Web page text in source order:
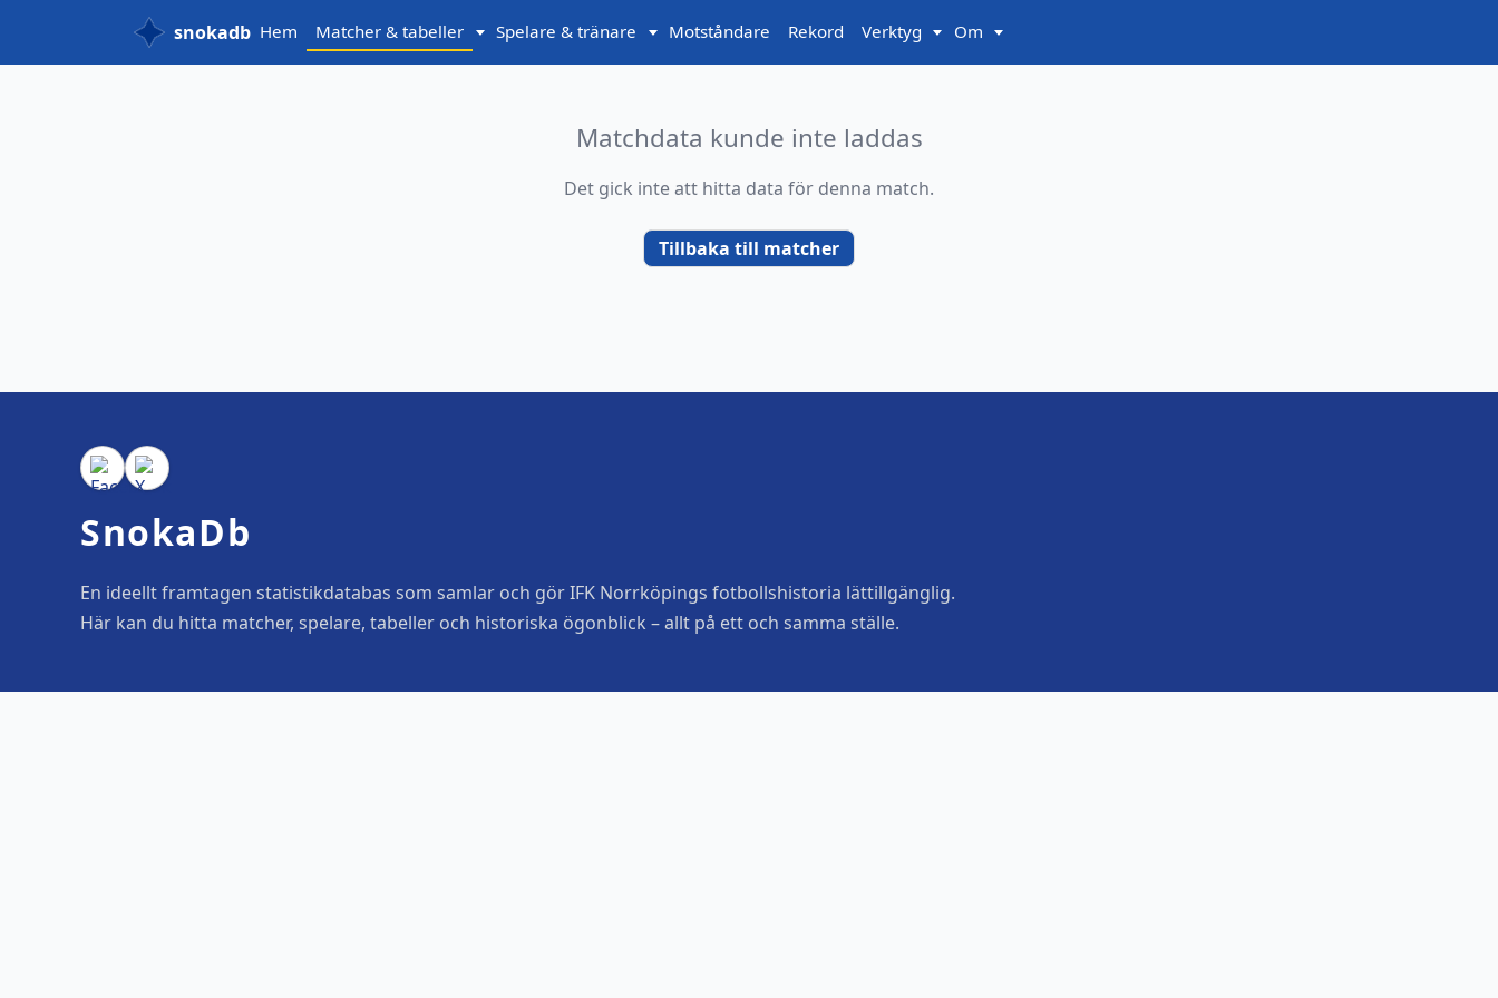
snokadb Hem Matcher & tabeller Spelare & tränare Motståndare Rekord Verktyg Om
Matchdata kunde inte laddas
Det gick inte att hitta data för denna match.
Tillbaka till matcher
SnokaDb
En ideellt framtagen statistikdatabas som samlar och gör IFK Norrköpings fotbollshistoria lättillgänglig.
Här kan du hitta matcher, spelare, tabeller och historiska ögonblick – allt på ett och samma ställe.